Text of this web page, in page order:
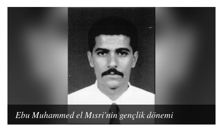
Ebu Muhammed el Mısri'nin gençlik dönemi